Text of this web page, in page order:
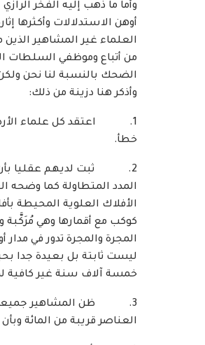
وأما ما ذهب إليه الفخر
أوهن الاستدلالات وأكثرها
العلماء غير المشاهير
من أتباع وموظفي السلطات
الضحك بالنسبة لنا نحن
وأذكر هنا دزينة من ذلك:
1. اعتقد كل علماء الأرض
خطأ.
2. ثبت لديهم عقليا بأن
المدد المتطاولة كما وضحه
الأفلاك العلوية المحيطة
كوكب مع أقمارها وهي مُرَكَّبة
المجرة والمجرة تدور في
ليست ثابتة بل بعيدة جدا
خمسة آلاف سنة غير كافية
3. ظن المشاهير جميعا بأن
العناصر قريبة من المائة